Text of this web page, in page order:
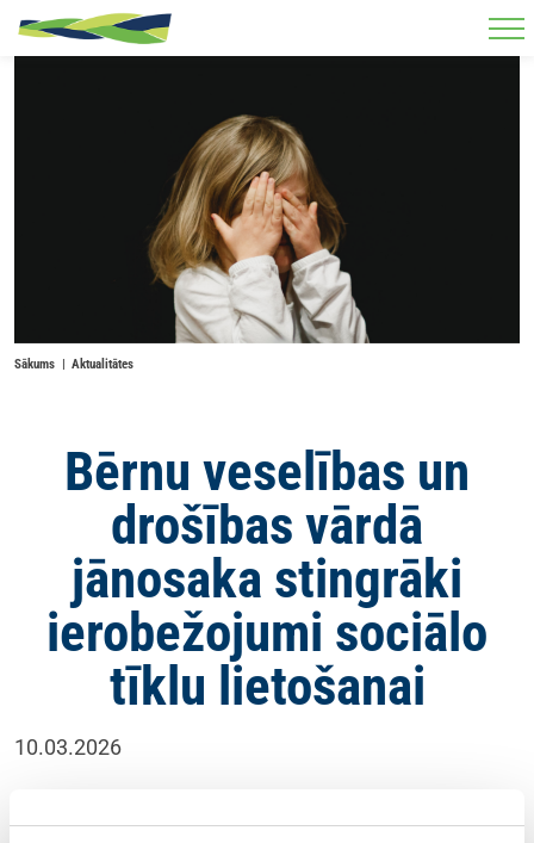
Skip to main content
Sākums Aktualitātes
Bērnu veselības un
drošības vārdā
jānosaka stingrāki
ierobežojumi sociālo
tīklu lietošanai
10.03.2026